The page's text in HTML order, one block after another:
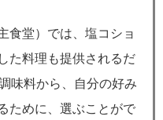
食堂）では、塩コショ
た料理も提供されるだ
味料から、自分の好み
ために、選ぶことがで